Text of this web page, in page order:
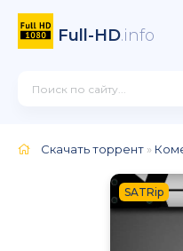
Full-HD.info
Скачать торрент »
SATRip